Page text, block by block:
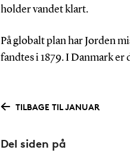
holder vandet klart.
På globalt plan har Jorden
fandtes i 1879. I Danmark
TILBAGE TIL JANUAR
Del siden på